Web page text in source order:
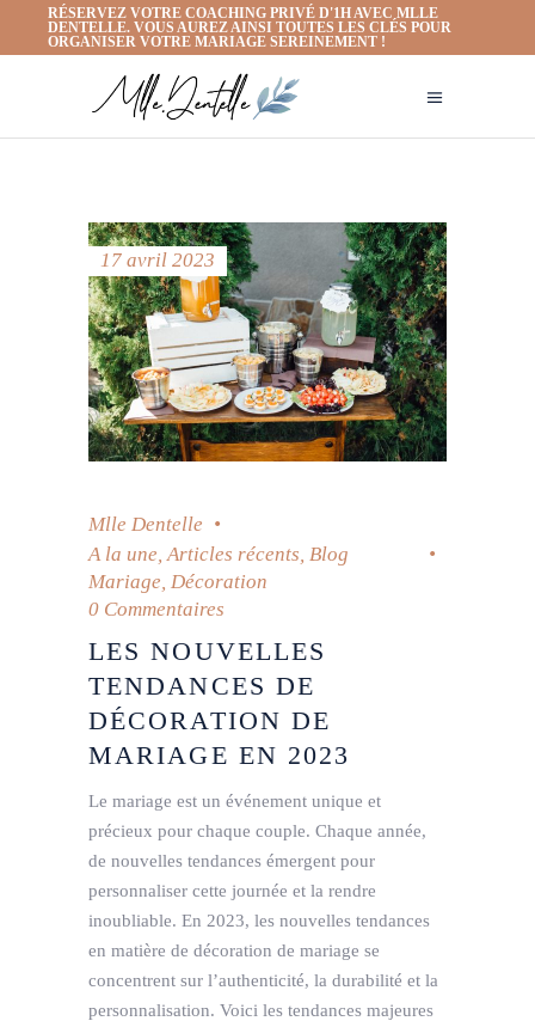
RÉSERVEZ VOTRE COACHING PRIVÉ D'1H AVEC MLLE
DENTELLE. VOUS AUREZ AINSI TOUTES LES CLÉS POUR
ORGANISER VOTRE MARIAGE SEREINEMENT !
17 avril 2023
Mlle Dentelle
A la une,Articles récents, Blog
Mariage, Décoration
0 Commentaires
LES NOUVELLES
TENDANCES DE
DÉCORATION DE
MARIAGE EN 2023
Le mariage est un événement unique et
précieux pour chaque couple. Chaque année,
de nouvelles tendances émergent pour
personnaliser cette journée et la rendre
inoubliable. En 2023, les nouvelles tendances
en matière de décoration de mariage se
concentrent sur l’authenticité, la durabilité et la
personnalisation. Voici les tendances majeures